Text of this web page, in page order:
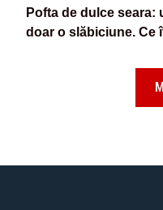
Pofta de dulce seara:
doar o slăbiciune. Ce